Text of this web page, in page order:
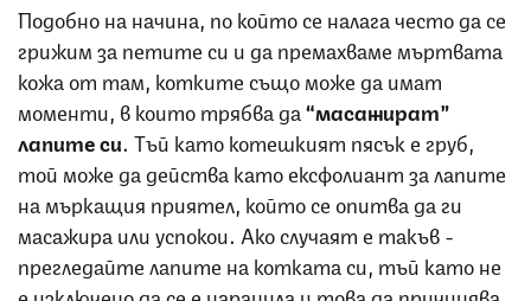
Подобно на начина, по който се налага често да се
грижим за петите си и да премахваме мъртвата
кожа от там, котките също може да имат
моменти, в които трябва да“масажират”
лапите си. Тъй като котешкият пясък е груб,
той може да действа като ексфолиант за лапите
на мъркащия приятел, който се опитва да ги
масажира или успокои. Ако случаят е такъв -
прегледайте лапите на котката си, тъй като не
е изключено да се е наранила и това да причинява